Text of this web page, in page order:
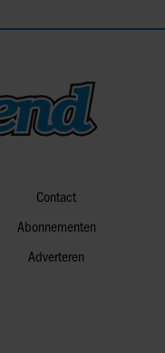
Contact
Abonnementen
Adverteren